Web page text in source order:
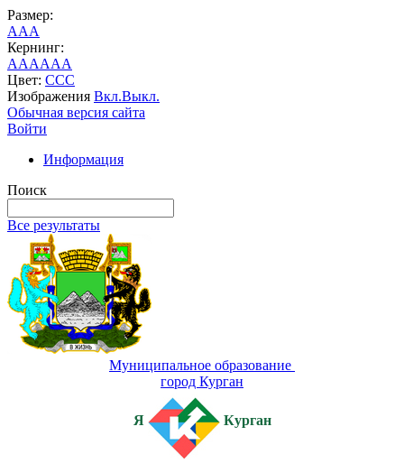
Размер:
AAA
Кернинг:
AAAAAA
Цвет: CCC
Изображения Вкл.Выкл.
Обычная версия сайта
Войти
Информация
Поиск
Все результаты
Муниципальное образование
город Курган
Я Курган